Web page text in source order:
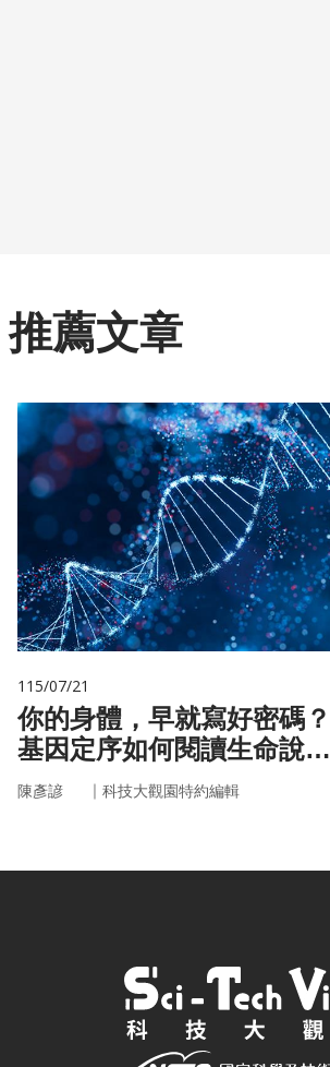
推薦文章
115/07/21
你的身體，早就寫好密碼？
基因定序如何閱讀生命說明
書
陳彥諺 ｜ 科技大觀園特約編輯